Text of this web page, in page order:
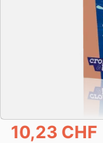
10,23 CHF